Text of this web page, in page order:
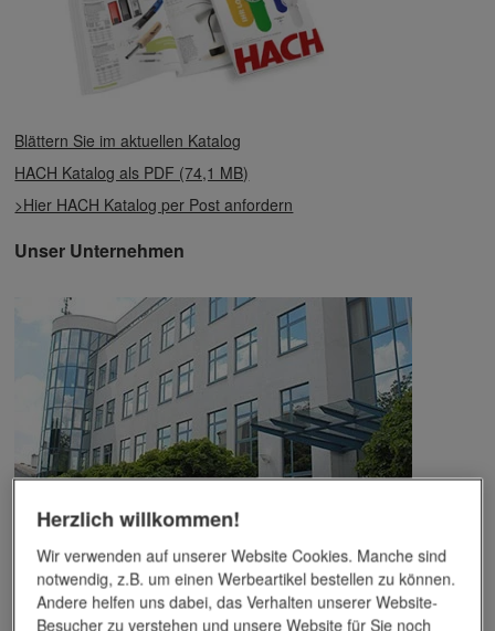
Blättern Sie im aktuellen Katalog
HACH Katalog als PDF (74,1 MB)
>Hier HACH Katalog per Post anfordern
Unser Unternehmen
Bereich der Werbemittelveredelung und im Werbeartikel-Markt.
Dieses Wissen kommt unseren Kunden tagtäglich zugute,
insbesondere wenn es um professionellenWerbedruckund
andere Veredelungsverfahren geht.
Herzlich willkommen!
Wir verwenden auf unserer Website Cookies. Manche sind
notwendig, z.B. um einen Werbeartikel bestellen zu können.
Andere helfen uns dabei, das Verhalten unserer Website-
Besucher zu verstehen und unsere Website für Sie noch